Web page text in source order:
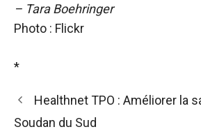
– Tara Boehringer
Photo : Flickr
*
Healthnet TPO : Améliorer la
Soudan du Sud